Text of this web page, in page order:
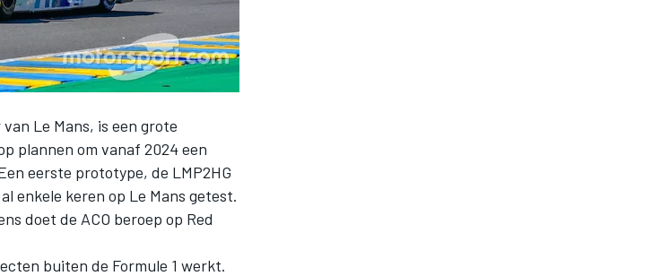
Le Mans, is een grote
plannen om vanaf 2024 een
eerste prototype, de LMP2HG
enkele keren op Le Mans getest.
doet de ACO beroep op Red
buiten de Formule 1 werkt.